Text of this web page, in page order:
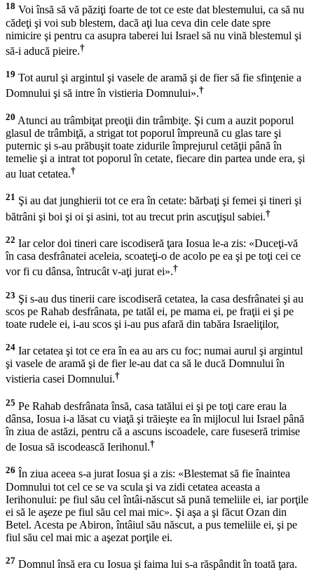
18 Voi însă să vă păziţi foarte de tot ce este dat blestemului, ca să nu
cădeţi şi voi sub blestem, dacă aţi lua ceva din cele date spre
nimicire şi pentru ca asupra taberei lui Israel să nu vină blestemul şi
să-i aducă pieire.†
19 Tot aurul şi argintul şi vasele de aramă şi de fier să fie sfinţenie a
Domnului şi să intre în vistieria Domnului».†
20 Atunci au trâmbiţat preoţii din trâmbiţe. Şi cum a auzit poporul
glasul de trâmbiţă, a strigat tot poporul împreună cu glas tare şi
puternic şi s-au prăbuşit toate zidurile împrejurul cetăţii până în
temelie şi a intrat tot poporul în cetate, fiecare din partea unde era, şi
au luat cetatea.†
21 Şi au dat junghierii tot ce era în cetate: bărbaţi şi femei şi tineri şi
bătrâni şi boi şi oi şi asini, tot au trecut prin ascuţişul sabiei.†
22 Iar celor doi tineri care iscodiseră ţara Iosua le-a zis: «Duceţi-vă
în casa desfrânatei aceleia, scoateţi-o de acolo pe ea şi pe toţi cei ce
vor fi cu dânsa, întrucât v-aţi jurat ei».†
23 Şi s-au dus tinerii care iscodiseră cetatea, la casa desfrânatei şi au
scos pe Rahab desfrânata, pe tatăl ei, pe mama ei, pe fraţii ei şi pe
toate rudele ei, i-au scos şi i-au pus afară din tabăra Israeliţilor,
24 Iar cetatea şi tot ce era în ea au ars cu foc; numai aurul şi argintul
şi vasele de aramă şi de fier le-au dat ca să le ducă Domnului în
vistieria casei Domnului.†
25 Pe Rahab desfrânata însă, casa tatălui ei şi pe toţi care erau la
dânsa, Iosua i-a lăsat cu viaţă şi trăieşte ea în mijlocul lui Israel până
în ziua de astăzi, pentru că a ascuns iscoadele, care fuseseră trimise
de Iosua să iscodească Ierihonul.†
26 În ziua aceea s-a jurat Iosua şi a zis: «Blestemat să fie înaintea
Domnului tot cel ce se va scula şi va zidi cetatea aceasta a
Ierihonului: pe fiul său cel întâi-născut să pună temeliile ei, iar porţile
ei să le aşeze pe fiul său cel mai mic». Şi aşa a şi făcut Ozan din
Betel. Acesta pe Abiron, întâiul său născut, a pus temeliile ei, şi pe
fiul său cel mai mic a aşezat porţile ei.
27 Domnul însă era cu Iosua şi faima lui s-a răspândit în toată ţara.